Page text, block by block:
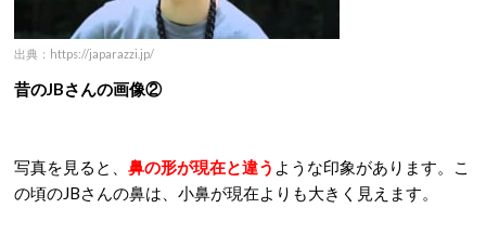
出典：https://japarazzi.jp/
昔のJBさんの画像②
写真を見ると、 鼻の形が現在と違う ような印象があります。こ
の頃のJBさんの鼻は、小鼻が現在よりも大きく見えます。